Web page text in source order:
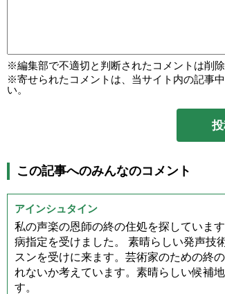
編集部で不適切と判断されたコメントは削除
寄せられたコメントは、当サイト内の記事
い。
この記事へのみんなのコメント
アインシュタイン
私の声楽の恩師の終の住処を探していま
病指定を受けました。 素晴らしい発声技
スンを受けに来ます。芸術家のための終
れないか考えています。素晴らしい候補
す。